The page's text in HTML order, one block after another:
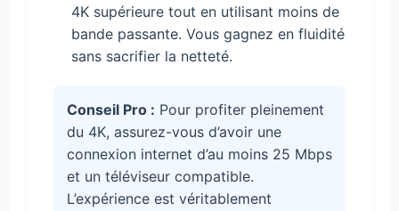
4K supérieure tout en utilisant moins de
bande passante. Vous gagnez en fluidité
sans sacrifier la netteté.
Conseil Pro : Pour profiter pleinement
du 4K, assurez-vous d’avoir une
connexion internet d’au moins 25 Mbps
et un téléviseur compatible.
L’expérience est véritablement